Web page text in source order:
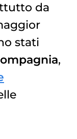
da
stati
,